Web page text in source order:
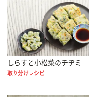
しらすと小松菜のチヂミ
取り分けレシピ